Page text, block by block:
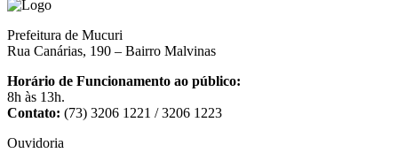
Prefeitura de Mucuri
Rua Canárias, 190 – Bairro Malvinas
Horário de Funcionamento ao público:
8h às 13h.
Contato: (73) 3206 1221 / 3206 1223
Ouvidoria